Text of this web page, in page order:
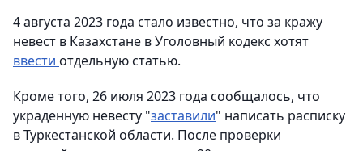
4 августа 2023 года стало известно, что за кражу
невест в Казахстане в Уголовный кодекс хотят
ввести отдельную статью.
Кроме того, 26 июля 2023 года сообщалось, что
украденную невесту "заставили" написать расписку
в Туркестанской области. После проверки